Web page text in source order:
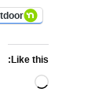
Like this: